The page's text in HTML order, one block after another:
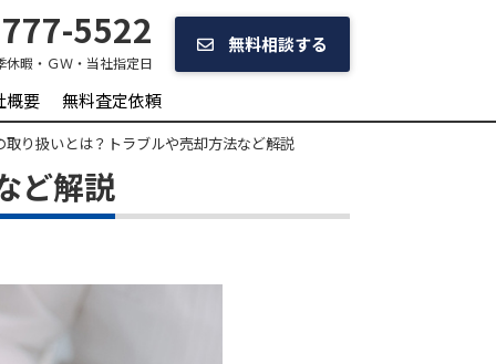
5522
暇・ＧＷ・当社指定日
無料相談する
概要 無料査定依頼
り扱いとは？トラブルや売却方法など解説
ど解説